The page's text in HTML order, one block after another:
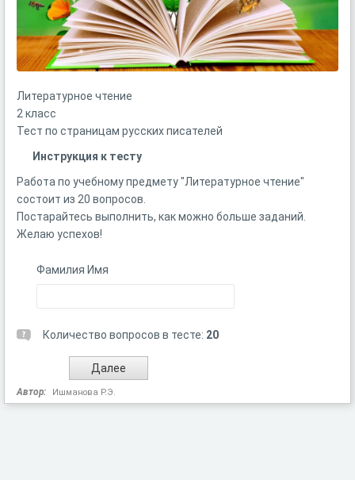
Литературное чтение
2 класс
Тест по страницам русских писателей
Инструкция к тесту
Работа по учебному предмету "Литературное чтение"
состоит из 20 вопросов.
Постарайтесь выполнить, как можно больше заданий.
Желаю успехов!
Фамилия Имя
Количество вопросов в тесте: 20
Автор: Ишманова Р.Э.